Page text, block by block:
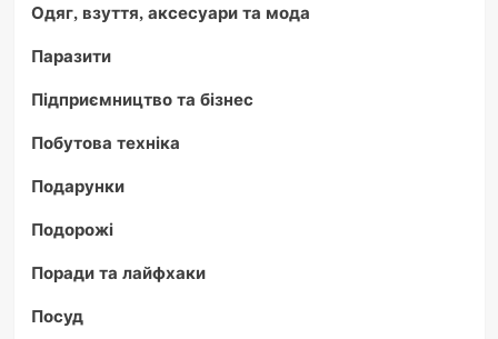
Одяг, взуття, аксесуари та мода
Паразити
Підприємництво та бізнес
Побутова техніка
Подарунки
Подорожі
Поради та лайфхаки
Посуд